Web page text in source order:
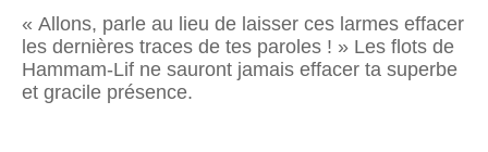
« Allons, parle au lieu de laisser ces larmes effacer
les dernières traces de tes paroles ! » Les flots de
Hammam-Lif ne sauront jamais effacer ta superbe
et gracile présence.